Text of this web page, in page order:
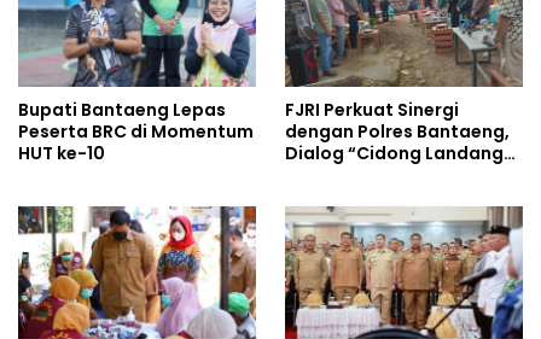
Bupati Bantaeng Lepas
Peserta BRC di Momentum
HUT ke-10
FJRI Perkuat Sinergi
dengan Polres Bantaeng,
Dialog “Cidong Landang”